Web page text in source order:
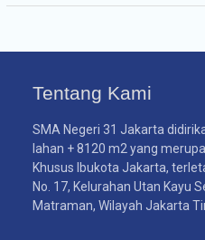
Tentang Kami
SMA Negeri 31 Jakarta
lahan + 8120 m2 yang
Khusus Ibukota Jakarta,
No. 17, Kelurahan Utan Kayu
Matraman, Wilayah Jakarta